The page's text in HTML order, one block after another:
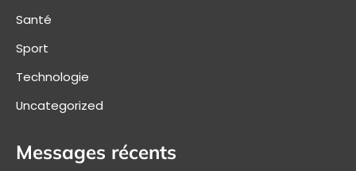
Santé
Sport
Technologie
Uncategorized
Messages récents